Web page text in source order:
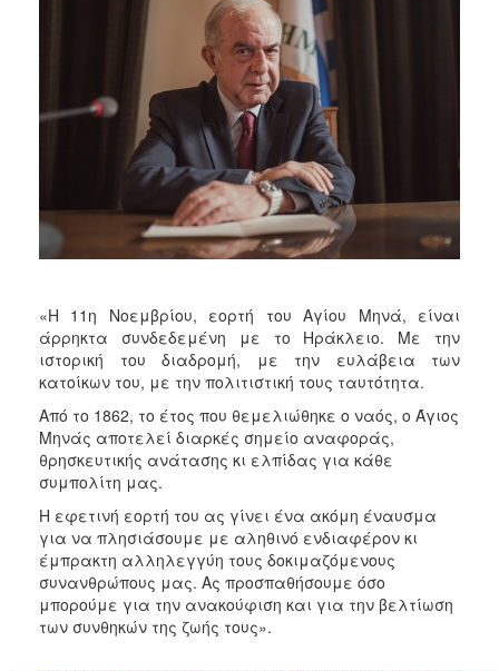
ΠΟΛΙΤΙΣΜΟΣ
«Η 11η Νοεμβρίου, εορτή του Αγίου Μηνά, είναι
άρρηκτα συνδεδεμένη με το Ηράκλειο. Με την
ιστορική του διαδρομή, με την ευλάβεια των
κατοίκων του, με την πολιτιστική τους ταυτότητα.
Από το 1862, το έτος που θεμελιώθηκε ο ναός, ο Άγιος
Μηνάς αποτελεί διαρκές σημείο αναφοράς,
θρησκευτικής ανάτασης κι ελπίδας για κάθε
συμπολίτη μας.
Η εφετινή εορτή του ας γίνει ένα ακόμη έναυσμα
για να πλησιάσουμε με αληθινό ενδιαφέρον κι
έμπρακτη αλληλεγγύη τους δοκιμαζόμενους
συνανθρώπους μας. Ας προσπαθήσουμε όσο
μπορούμε για την ανακούφιση και για την βελτίωση
των συνθηκών της ζωής τους».